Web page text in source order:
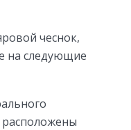
чеснок,
на следующие
расположены